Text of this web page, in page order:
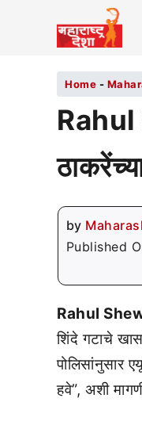
Home -
Rahul
by
Published
Rahul
शिंदे गटाचे
पोलिसांनुसार
हवे”, अशी